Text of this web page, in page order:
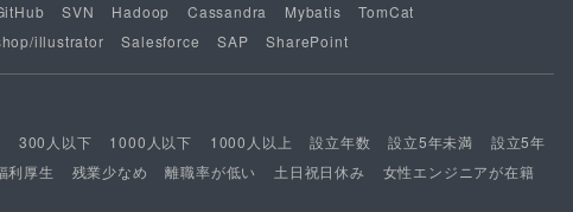
SVN Hadoop Cassandra Mybatis
TomCat
illustrator Salesforce SAP SharePoint
300人以下 1000人以下 1000人以上 設立年数 設立5年未満
設立5年
利厚生 残業少なめ 離職率が低い 土日祝日休み
女性エンジニアが在籍